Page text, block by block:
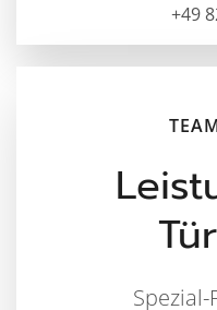
+49